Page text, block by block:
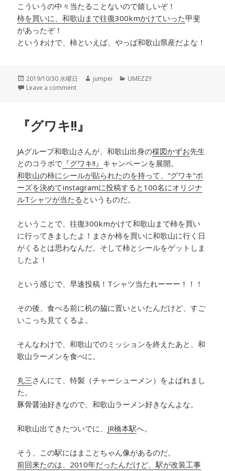
こういうの中々当たることないので嬉しいぞ！
柿を買いに、和歌山まで往復300kmかけていった甲斐
があったぞ！
というわけで、柿といえば、やっぱ和歌山県産だよな！
投
稿
2019/10/30 水曜日
作
jumpei
カ
UMEZZ!!
Leave a comment
『グワキ!!』
JAグループ和歌山さんが、和歌山出身の楳図かずお先生
とのコラボで 『グワキ!!』 キャンペーンを展開。
和歌山の柿にシールが貼られたのを持って、“グワキ”ポ
ーズを決めてinstagramに投稿すると100名にオリジナ
ルTシャツが当たる というものだ。
ということで、往復300kmかけて和歌山まで柿を買い
に行ってきましたよ！まさか柿を買いに和歌山に行く日
がくるとは思わなんだ。そして柿とシールをゲットしま
したよ！
という感じで、早速投稿！Tシャツ当たれーーー！！！
その後、食べる前に机の脇に置いといたんだけど、すご
いこっち見てくるよ。
そんなわけで、和歌山でのミッションを終えたあと、和
歌山ラーメンを食べに。
丸三さんにて、特製（チャーシューメン）をよばれまし
た。
豚骨醤油好きなので、和歌山ラーメン好きなんよな。
和歌山出てきたついでに、 JR橋本駅へ。
そう、この駅にはまことちゃん像があるのだ。
前回来たのは、2010年だったんだけど、駅が改装工事